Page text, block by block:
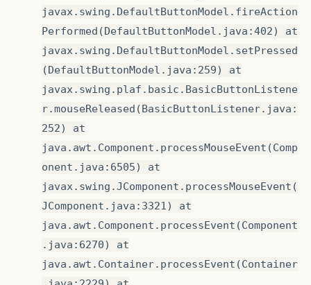
javax.swing.DefaultButtonModel.fireAction
Performed(DefaultButtonModel.java:402) at
javax.swing.DefaultButtonModel.setPressed
(DefaultButtonModel.java:259) at
javax.swing.plaf.basic.BasicButtonListene
r.mouseReleased(BasicButtonListener.java:
252) at
java.awt.Component.processMouseEvent(Comp
onent.java:6505) at
javax.swing.JComponent.processMouseEvent(
JComponent.java:3321) at
java.awt.Component.processEvent(Component
.java:6270) at
java.awt.Container.processEvent(Container